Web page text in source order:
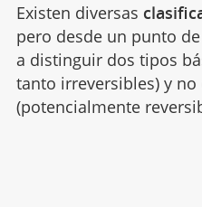
Existen diversas
pero desde un punto
a distinguir dos tipos
tanto irreversibles) y no
(potencialmente